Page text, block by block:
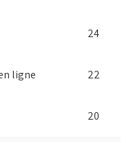
24
ligne 22
20